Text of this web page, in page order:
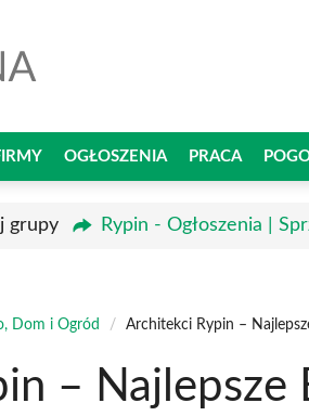
OGŁOSZENIA PRACA
grupy Rypin - Ogłoszenia |
Dom i Ogród / Architekci Rypin –
– Najlepsze